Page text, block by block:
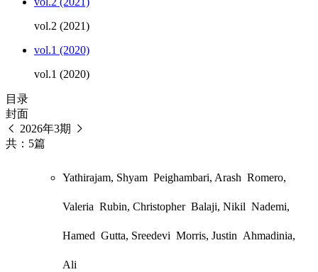
vol.2 (2021)
vol.1 (2020)
vol.1 (2020)
目录
封面
2026年3期
共：5篇
Yathirajam, Shyam Peighambari, Arash Romero,
Valeria Rubin, Christopher Balaji, Nikil Nademi,
Hamed Gutta, Sreedevi Morris, Justin Ahmadinia,
Ali